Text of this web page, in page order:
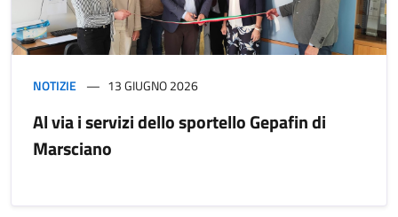
NOTIZIE 13 GIUGNO 2026
Al via i servizi dello sportello Gepafin di
Marsciano